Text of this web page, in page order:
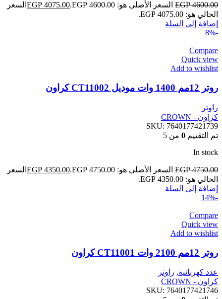
EGP4600.00 السعر الأصلي هو: EGP 4600.00. EGP 4075.00
السعر
الحالي هو: EGP 4075.00.
إضافة إلى السلة
-8%
Compare
Quick view
Add to wishlist
روتر 12مم 1400 وات موديل CT11002 كراون
راوتر
كراون - CROWN
SKU: 7640177421739
تم التقييم 0 من 5
In stock
EGP4750.00 السعر الأصلي هو: EGP 4750.00. EGP 4350.00
السعر
الحالي هو: EGP 4350.00.
إضافة إلى السلة
-14%
Compare
Quick view
Add to wishlist
روتر 12مم 2100 وات CT11001 كراون
عدد كهربائية, راوتر
كراون - CROWN
SKU: 7640177421746